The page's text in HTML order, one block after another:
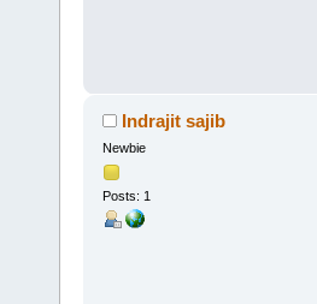
Indrajit sajib
Newbie
Posts: 1